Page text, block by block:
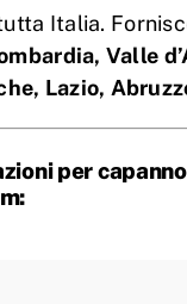
Italia.
Valle
Lazio,
per